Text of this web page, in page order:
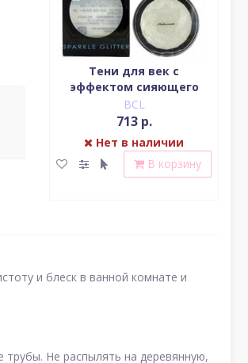
Тени для век c
эффектом сияющего
блеска (серебро)
BCL
713 р.
Нет в наличии
В корзину
и блеск в ванной комнате и
Не распылять на деревянную,